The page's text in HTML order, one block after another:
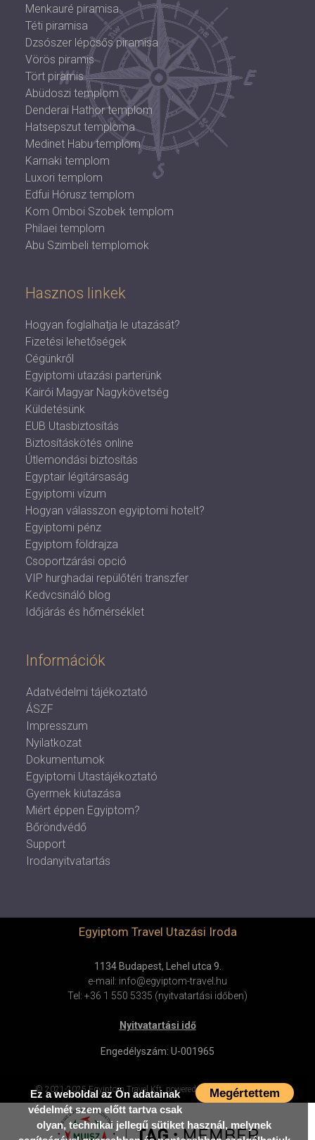
Menkauré piramisa
Téti piramisa
Dzsószer lépcsős piramisa
Vörös piramis
Tört piramis
Abüdoszi templom
Denderai Hathor templom
Hatsepszut temploma
Medinet Habu templom
Karnaki templom
Luxori templom
Edfui Hórusz templom
Kom Omboi Szobek templom
Philaei templom
Abu Szimbeli templomok
Hasznos linkek
Hogyan foglalhatja le utazását?
Fizetési lehetőségek
Cégünkről
Egyiptomi utazási parterünk
Kairói Magyar Nagykövetség
Küldetésünk
EUB Utasbiztosítás
Biztosításkötés online
Útlemondási biztosítás
Egyptair légitársaság
Egyiptomi vízum
Hogyan válasszon egyiptomi hotelt?
Egyiptomi pénz
Egyiptom földrajza
Csoportzárási opció
VIP hurghadai repülőtéri transzfer
Kedvcsináló blog
Időjárás és hőmérséklet
Információk
Adatvédelmi tájékoztató
ÁSZF
Impresszum
Nyilatkozat
Dokumentumok
Egyiptomi Utastájékoztató
Gyermek kiutazása
Miért éppen Egyiptom?
Bőröndvédő
Support
Irodanyitvatartás
Egyiptom Travel Utazási Iroda
1134 Budapest, Lehel utca 9.
e-mail: info@egyiptom-travel.hu
Tel: +36 1 550 5335 (nyitvatartási időben)
Nyitvatartási idő
Engedélyszám: U-001965
© 2021-2025 Egyiptom Travel Kft. powered by mestercom v4.0.69
Megértettem
Ez a weboldal az Ön adatainak
védelmét szem előtt tartva csak
olyan, technikai jellegű sütiket használ, melynek